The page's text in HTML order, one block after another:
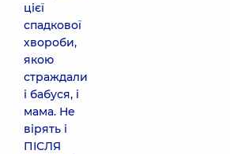
цієї
спадкової
хвороби,
якою
страждали
і бабуся, і
мама. Не
вірять і
ПІСЛЯ